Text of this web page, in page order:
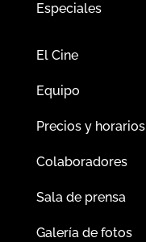
Especiales
El Cine
Equipo
Precios y horarios
Colaboradores
Sala de prensa
Galería de fotos